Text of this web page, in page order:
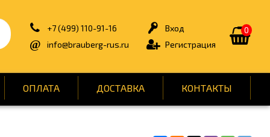
0
Вход
Регистрация
+7 (499) 110-91-16
info@brauberg-rus.ru
ОПЛАТА ДОСТАВКА КОНТАКТЫ